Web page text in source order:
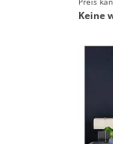
Keine